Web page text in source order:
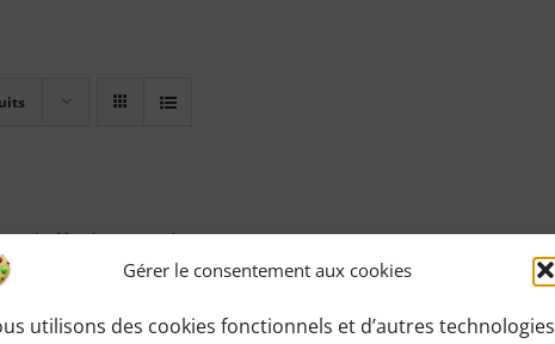
Gérer le consentement aux cookies
utilisons des cookies fonctionnels et d’autres technologies
Adhésion 1 an
€